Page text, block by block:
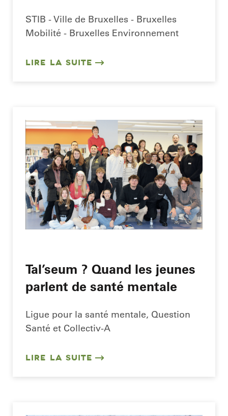
STIB - Ville de Bruxelles - Bruxelles
Mobilité - Bruxelles Environnement
LIRE LA SUITE
Tal’seum ? Quand les jeunes
parlent de santé mentale
Ligue pour la santé mentale, Question
Santé et Collectiv-A
LIRE LA SUITE